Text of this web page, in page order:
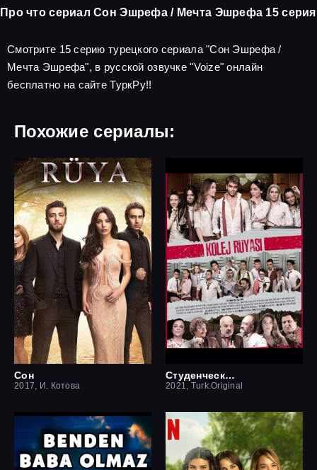
Про что сериал Сон Эшрефа / Мечта Эшрефа 15 серия
Смотрите 15 серию турецкого сериала "Сон Эшрефа /
Мечта Эшрефа", в русской озвучке "Voize" онлайн
бесплатно на сайте ТуркРу!!
Похожие сериалы:
Сон
2017, И. Котова
Студенческая мечта
2021, Turk.Original